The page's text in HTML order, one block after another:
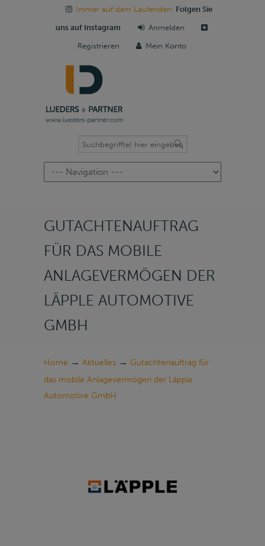
Immer auf dem Laufenden: Folgen Sie
uns auf Instagram Anmelden
Registrieren Mein Konto
Navigation
GUTACHTENAUFTRAG
FÜR DAS MOBILE
ANLAGEVERMÖGEN DER
LÄPPLE AUTOMOTIVE
GMBH
Home → Aktuelles → Gutachtenauftrag für
das mobile Anlagevermögen der Läpple
Automotive GmbH